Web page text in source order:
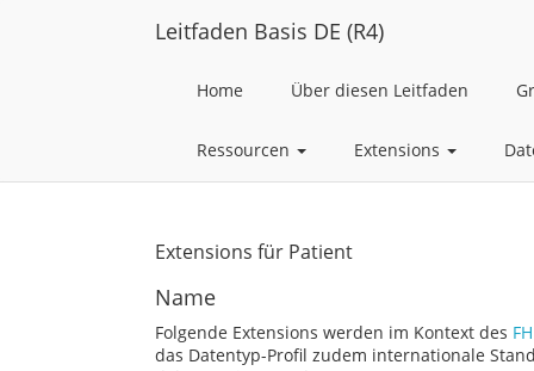
Leitfaden Basis DE (R4)
Home Über diesen Leitfaden
Ressourcen Extensions
Extensions für Patient
Name
Folgende Extensions werden im Kontext des
das Datentyp-Profil zudem internationale